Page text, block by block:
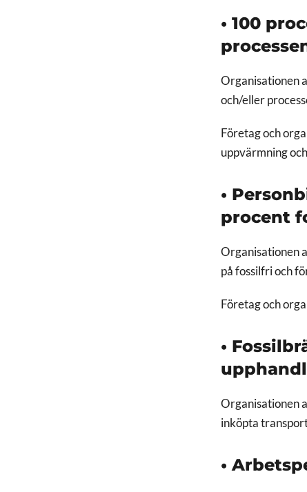
• 100
Organisationen
och/eller
Företag och
uppvärmning
•
procent
Organisationen
på fossilfri och
Företag och
•
Organisationen
inköpta
•